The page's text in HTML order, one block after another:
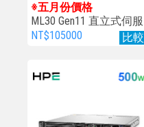
比較
※五月份價格
ML30 Gen11 直立式伺服
器
NT$105000